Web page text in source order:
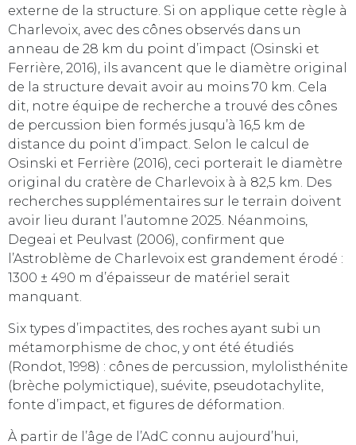
externe de la structure. Si on applique cette règle à
Charlevoix, avec des cônes observés dans un
anneau de 28 km du point d’impact (Osinski et
Ferrière, 2016), ils avancent que le diamètre original
de la structure devait avoir au moins 70 km. Cela
dit, notre équipe de recherche a trouvé des cônes
de percussion bien formés jusqu’à 16,5 km de
distance du point d’impact. Selon le calcul de
Osinski et Ferrière (2016), ceci porterait le diamètre
original du cratère de Charlevoix à à 82,5 km. Des
recherches supplémentaires sur le terrain doivent
avoir lieu durant l’automne 2025. Néanmoins,
Degeai et Peulvast (2006), confirment que
l’Astroblème de Charlevoix est grandement érodé :
1300 ± 490 m d’épaisseur de matériel serait
manquant.
Six types d’impactites, des roches ayant subi un
métamorphisme de choc, y ont été étudiés
(Rondot, 1998) : cônes de percussion, mylolisthénite
(brèche polymictique), suévite, pseudotachylite,
fonte d’impact, et figures de déformation.
À partir de l’âge de l’AdC connu aujourd’hui,